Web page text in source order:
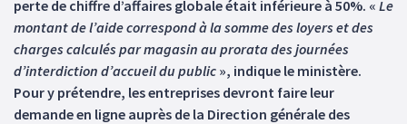
perte de chiffre d’affaires globale était inférieure à 50%. « Le
montant de l’aide correspond à la somme des loyers et des
charges calculés par magasin au prorata des journées
d’interdiction d’accueil du public », indique le ministère.
Pour y prétendre, les entreprises devront faire leur
demande en ligne auprès de la Direction générale des